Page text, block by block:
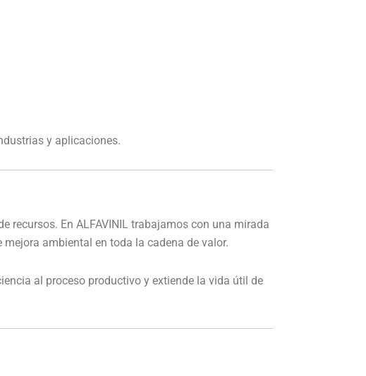
y aplicaciones.
recursos. En ALFAVINIL trabajamos con una mirada
ambiental en toda la cadena de valor.
al proceso productivo y extiende la vida útil de